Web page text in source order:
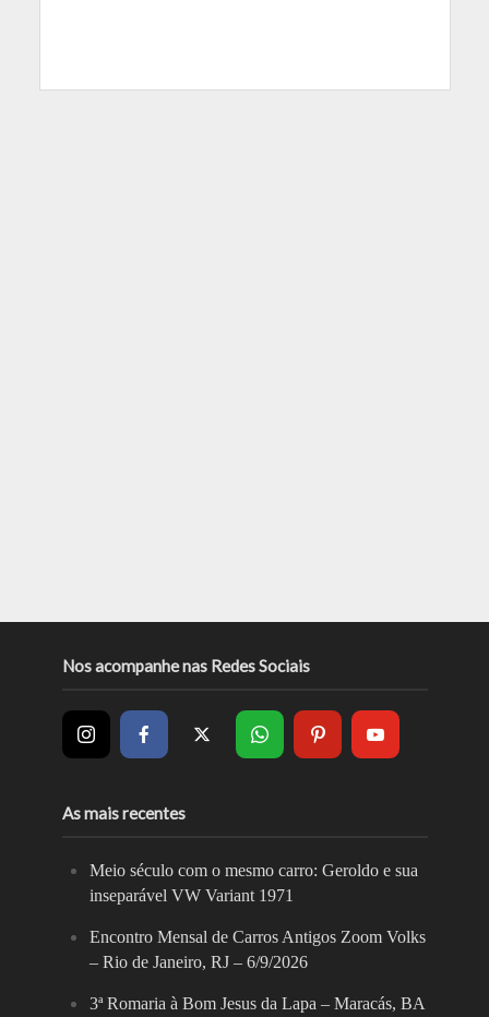
Nos acompanhe nas Redes Sociais
As mais recentes
Meio século com o mesmo carro: Geroldo e sua
inseparável VW Variant 1971
Encontro Mensal de Carros Antigos Zoom Volks
– Rio de Janeiro, RJ – 6/9/2026
3ª Romaria à Bom Jesus da Lapa – Maracás, BA